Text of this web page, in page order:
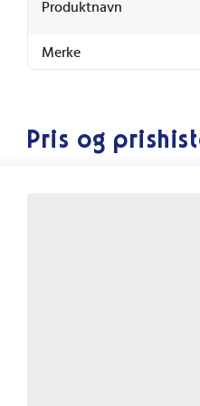
Produktnavn
Merke
Pris og